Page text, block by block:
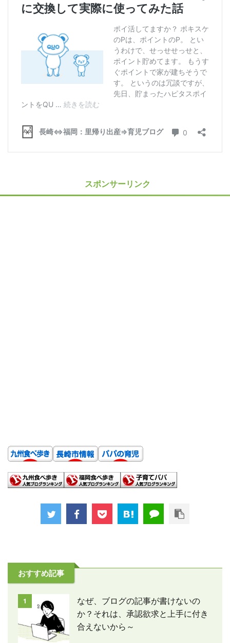
スポンサーリンク
おすすめ記事
1
なぜ、ブログの記事が書けないの
か？それは、承認欲求と上手に付き
合えないから～